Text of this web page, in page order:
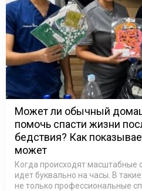
Может ли обычный
помочь спасти жизни
бедствия? Как
может
Когда происходят масштабные
идет буквально на часы. В
не только профессиональные